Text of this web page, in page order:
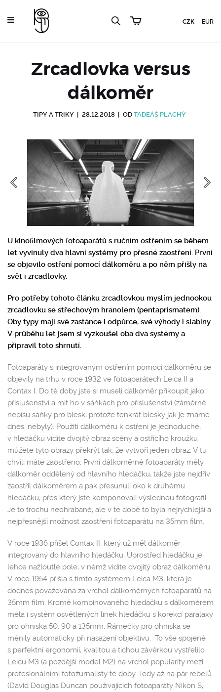
CZK EUR
Zrcadlovka versus
dálkoměr
TIPY A TRIKY 28.12.2018 OD TADEÁŠ PLACHÝ
U kinofilmových fotoaparátů s ručním ostřením se během
let vyvinuly dva hlavní systémy pro přesné zaostření. První
se objevilo ostření pomocí dálkoměru a po něm přišly na
svět i zrcadlovky.
Pro potřeby tohoto článku zrcadlovkou myslím jednookou
zrcadlovku se střechovým hranolem (pentaprismatem).
Oby typy mají své zastánce i odpůrce, své výhody i slabiny.
V průběhu let jsem si vyzkoušel oba dva systémy a
připravil toto shrnutí.
Fotoaparáty s integrovaným ostřením pomocí dálkoměru se
objevily na trhu v roce 1932 ve fotoaparátech Leica II a
Contax I. Do té doby jste si museli dálkoměr přikoupit jako
příslušenství a mít ho v sáňkách pro příslušenství (záměrně
nepíšu sáňky pro blesk, protože tenkrát blesky jak je známe
dnes, nebyly). Použití dálkoměru k ostření je jednoduché,
v hledáčku vidíte dvojitý obraz scény a ostřícího kroužku
můžete tyto obrazy překrýt tak, že vytvoří jeden obraz. V tu
chvíli máte zaostřeno. První dálkoměrné fotoaparáty měly
dálkoměr oddělený od hlavního hledáčku, takže jste nejdřív
zaostřil dálkoměrem a pak přesunuli oko k druhému
hledáčku, přes který jste komponovali výslednou fotografii.
Je to trochu neohrabané, ale v té době to byla nejrychlejší a
nejpřesnější možnost zaostření fotoaparátu na 35mm film.
V roce 1936 přišel Contax II, který už měl dálkoměr
integrovaný do hlavního hledáčku. Uprostřed hledáčku je
lehce nažloutlé pole, v němž vidíte dvojitý obraz dálkoměru.
V roce 1954 přišla s tímto systémem Leica M3, která je
dodnes považována za vrchol dálkoměrných fotoaparátů na
35mm film. Kromě kombinovaného hledáčku s dálkoměrem
měla i systém osvětlených linek hledáčku s korekcí paralaxy
pro ohniska 50, 90 a 135mm. Rámečky pro ohniska se
měnily automaticky při nasazení objektivu. To vše spojené
s perfektní ergonomií, kvalitou a tichou závěrkou vystřelilo
Leicu M3 (a pozdější model M2) na vrchol popularity mezi
profesionálními fotožurnalisty té doby. Tedy až na pár rebelů
(David Douglas Duncan používajících fotoaparáty Nikon S,